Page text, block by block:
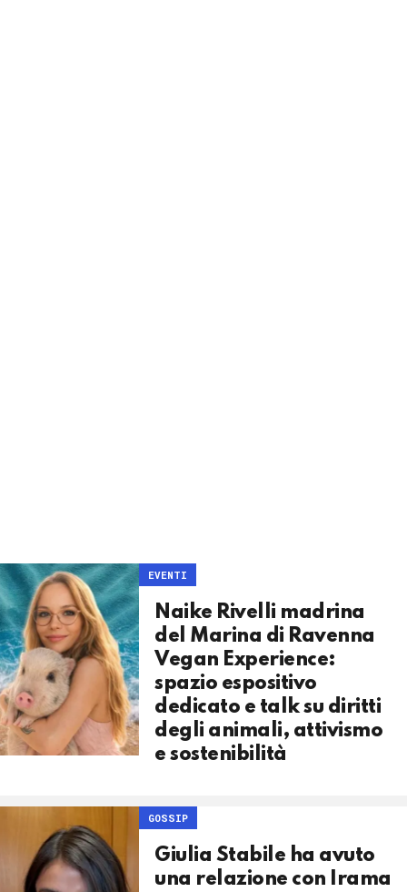
EVENTI
Naike Rivelli madrina
del Marina di Ravenna
Vegan Experience:
spazio espositivo
dedicato e talk su diritti
degli animali, attivismo
e sostenibilità
GOSSIP
Giulia Stabile ha avuto
una relazione con Irama